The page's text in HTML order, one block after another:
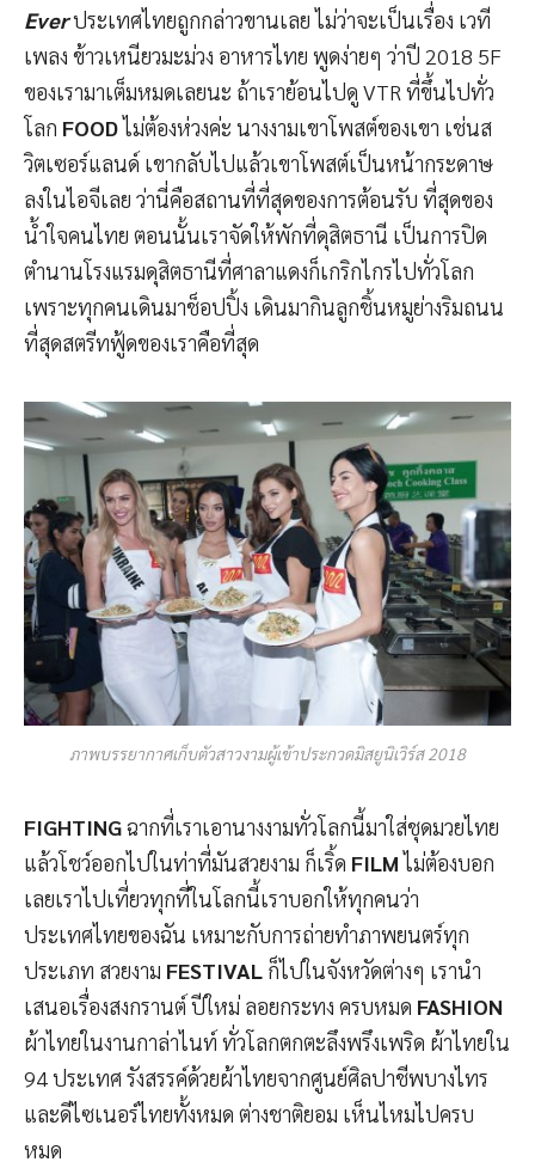
Everประเทศไทยถูกกล่าวขานเลย ไม่ว่าจะเป็นเรื่อง เวที
เพลง ข้าวเหนียวมะม่วง อาหารไทย พูดง่ายๆ ว่าปี 2018 5F
ของเรามาเต็มหมดเลยนะ ถ้าเราย้อนไปดู VTR ที่ขึ้นไปทั่ว
โลก FOODไม่ต้องห่วงค่ะ นางงามเขาโพสต์ของเขา เช่นส
วิตเซอร์แลนด์ เขากลับไปแล้วเขาโพสต์เป็นหน้ากระดาษ
ลงในไอจีเลย ว่านี่คือสถานที่ที่สุดของการต้อนรับ ที่สุดของ
น้ำใจคนไทย ตอนนั้นเราจัดให้พักที่ดุสิตธานี เป็นการปิด
ตำนานโรงแรมดุสิตธานีที่ศาลาแดงก็เกริกไกรไปทั่วโลก
เพราะทุกคนเดินมาช็อปปิ้ง เดินมากินลูกชิ้นหมูย่างริมถนน
ที่สุดสตรีทฟู้ดของเราคือที่สุด
ภาพบรรยากาศเก็บตัวสาวงามผู้เข้าประกวดมิสยูนิเวิร์ส 2018
FIGHTINGฉากที่เราเอานางงามทั่วโลกนี้มาใส่ชุดมวยไทย
แล้วโชว์ออกไปในท่าที่มันสวยงาม ก็เริ้ด FILMไม่ต้องบอก
เลยเราไปเที่ยวทุกที่ในโลกนี้เราบอกให้ทุกคนว่า
ประเทศไทยของฉัน เหมาะกับการถ่ายทำภาพยนตร์ทุก
ประเภท สวยงาม FESTIVAL ก็ไปในจังหวัดต่างๆ เรานำ
เสนอเรื่องสงกรานต์ ปีใหม่ ลอยกระทง ครบหมด FASHION
ผ้าไทยในงานกาล่าไนท์ ทั่วโลกตกตะลึงพรึงเพริด ผ้าไทยใน
94 ประเทศ รังสรรค์ด้วยผ้าไทยจากศูนย์ศิลปาชีพบางไทร
และดีไซเนอร์ไทยทั้งหมด ต่างชาติยอม เห็นไหมไปครบ
หมด